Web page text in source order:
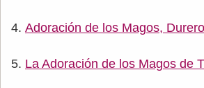
Adoración de los Magos, Durero
La Adoración de los Magos de